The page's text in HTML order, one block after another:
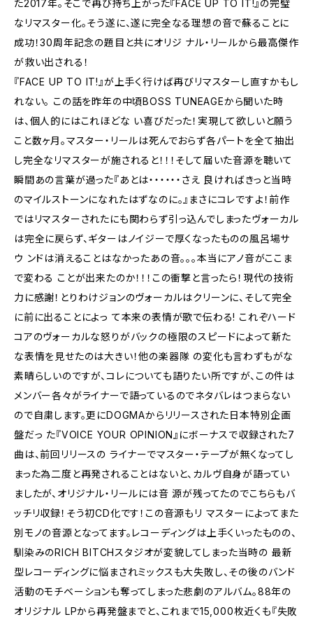
た2017年。そこで再び持ち上がった『FACE UP TO IT!』の完璧
なリマスター化。そう遂に、遂に完全なる理想の音で蘇ることに
成功！30周年記念の題目と共にオリジ ナル・リールから最高傑作
が救い出される！
『FACE UP TO IT!』が上手く行けば再びリマスターし直すかもし
れない。 この話を昨年の中頃BOSS TUNEAGEから聞いた時
は、個人的にはこれほどな い喜びだった！実現して欲しいと願う
こと数ヶ月。マスター・リールは死んでおらず各パートを全て抽出
し完全なリマスターが施されると！！！そして届いた音源を聴いて
瞬間あの言葉が過った『あとは・・・・・・さえ 良ければきっと当時
のマイルストーンになれたはずなのに。』まさにコレですよ！前作
ではリマスターされたにも関わらず引っ込んでしまったヴォーカル
は完全に戻らず、ギターはノイジーで厚くなったものの風呂場サ
ウ ンドは消えることはなかったあの音。。。本当にアノ音がここま
で変わる ことが出来たのか！！！この衝撃と言ったら！現代の技術
力に感謝！とりわけジョンのヴォーカルはクリーンに、そして完全
に前に出ることによっ て本来の表情が歌で伝わる! これぞハード
コアのヴォーカルな怒りがバックの極限のスピードによって新た
な表情を見せたのは大きい！他の楽器隊 の変化も言わずもがな
素晴らしいのですが、コレについても語りたい所ですが、この件は
メンバー各々がライナーで語っているのでネタバレはつまらない
ので自粛します。更にDOGMAからリリースされた日本特別企画
盤だっ た『VOICE YOUR OPINION』にボーナスで収録された7
曲は、前回リリースの ライナーでマスター・テープが無くなってし
まった為二度と再発されることはないと、カルヴ自身が語ってい
ましたが、オリジナル・リールには音 源が残ってたのでこちらもバ
ッチリ収録！そう初CD化です！この音源もリ マスターによってまた
別モノの音源となってます。レコーディングは上手くいったものの、
馴染みのRICH BITCHスタジオが変貌してしまった当時の 最新
型レコーディングに悩まされミックスも大失敗し、その後のバンド
活動のモチベーションも奪ってしまった悲劇のアルバム。88年の
オリジナル LPから再発盤までと、これまで15,000枚近くも『失敗